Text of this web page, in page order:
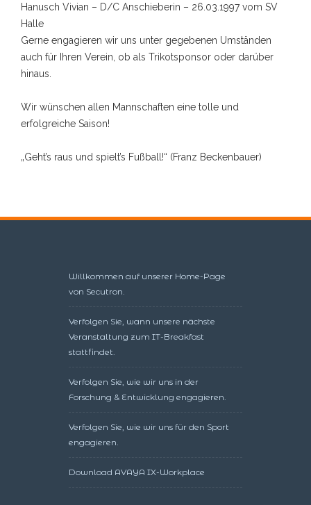
Hanusch Vivian – D/C Anschieberin – 26.03.1997 vom SV
Halle
Gerne engagieren wir uns unter gegebenen Umständen
auch für Ihren Verein, ob als Trikotsponsor oder darüber
hinaus.
Wir wünschen allen Mannschaften eine tolle und
erfolgreiche Saison!
„Geht’s raus und spielt’s Fußball!“ (Franz Beckenbauer)
Willkommen auf unserer Home-Page
von Secutron.
Verfolgen Sie, wann unsere nächste
Veranstaltung zum IT-Breakfast
stattfindet.
Verfolgen Sie, wie wir uns in der
Forschung & Entwicklung engagieren.
Verfolgen Sie, wie wir uns für den Sport
engagieren.
Download AVAYA IX-Workplace